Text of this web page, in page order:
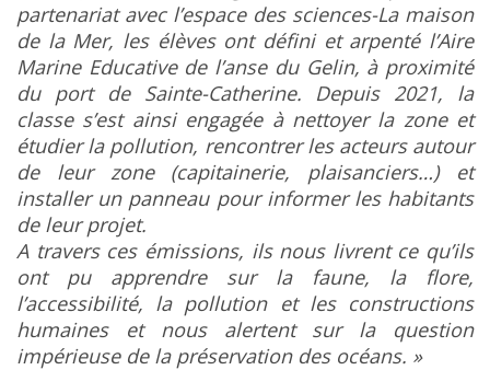
partenariat avec l’espace des sciences-La maison
de la Mer, les élèves ont défini et arpenté l’Aire
Marine Educative de l’anse du Gelin, à proximité
du port de Sainte-Catherine. Depuis 2021, la
classe s’est ainsi engagée à nettoyer la zone et
étudier la pollution, rencontrer les acteurs autour
de leur zone (capitainerie, plaisanciers…) et
installer un panneau pour informer les habitants
de leur projet.
A travers ces émissions, ils nous livrent ce qu’ils
ont pu apprendre sur la faune, la flore,
l’accessibilité, la pollution et les constructions
humaines et nous alertent sur la question
impérieuse de la préservation des océans. »